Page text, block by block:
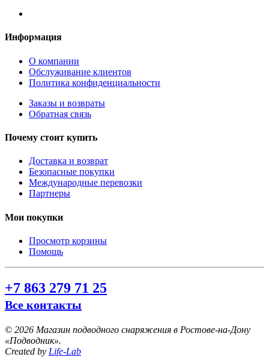
Информация
О компании
Обслуживание клиентов
Политика конфиденциальности
Заказы и возвраты
Обратная связь
Почему стоит купить
Доставка и возврат
Безопасные покупки
Международные перевозки
Партнеры
Мои покупки
Просмотр корзины
Помощь
+7 863 279 71 25
Все контакты
© 2026 Магазин подводного снаряжения в Ростове-на-Дону
«Подводник».
Created by Life-Lab